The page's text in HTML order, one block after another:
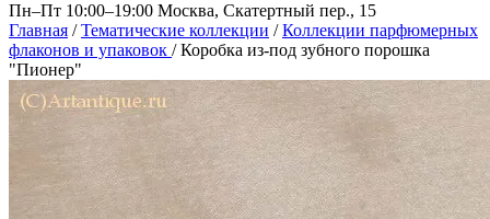
Пн–Пт 10:00–19:00 Москва, Скатертный пер., 15
Главная / Тематические коллекции / Коллекции парфюмерных
флаконов и упаковок / Коробка из-под зубного порошка
"Пионер"